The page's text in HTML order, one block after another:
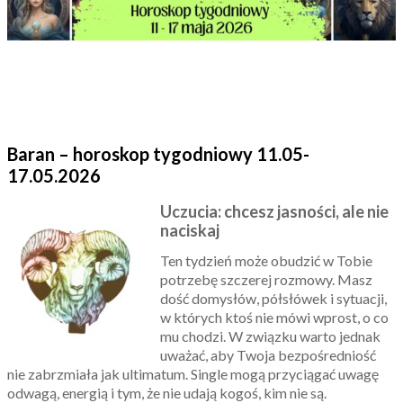
Baran – horoskop tygodniowy 11.05-
17.05.2026
Uczucia: chcesz jasności, ale nie
naciskaj
Ten tydzień może obudzić w Tobie
potrzebę szczerej rozmowy. Masz
dość domysłów, półsłówek i sytuacji,
w których ktoś nie mówi wprost, o co
mu chodzi. W związku warto jednak
uważać, aby Twoja bezpośredniość
nie zabrzmiała jak ultimatum. Single mogą przyciągać uwagę
odwagą, energią i tym, że nie udają kogoś, kim nie są.